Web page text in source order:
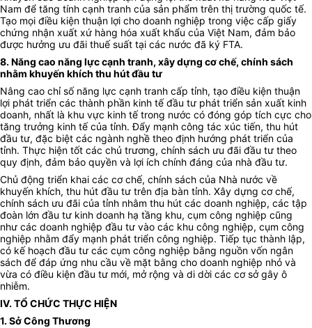
Nam để tăng tính cạnh tranh của sản phẩm trên thị trường quốc tế.
Tạo mọi điều kiện thuận lợi cho doanh nghiệp trong việc cấp giấy
chứng nhận xuất xứ hàng hóa xuất khẩu của Việt Nam, đảm bảo
được hưởng ưu đãi thuế suất tại các nước đã ký FTA.
8. Năng cao năng lực cạnh tranh, xây dựng cơ chế, chính sách
nhằm khuyến khích thu hút đầu tư
Nâng cao chỉ số năng lực cạnh tranh cấp tỉnh, tạo điều kiện thuận
lợi phát triển các thành phần kinh tế đầu tư phát triển sản xuất kinh
doanh, nhất là khu vực kinh tế trong nước có đóng góp tích cực cho
tăng trưởng kinh tế của tỉnh. Đẩy mạnh công tác xúc tiến, thu hút
đầu tư, đặc biệt các ngành nghề theo định hướng phát triển của
tỉnh. Thực hiện tốt các chủ trương, chính sách ưu đãi đầu tư theo
quy định, đảm bảo quyền và lợi ích chính đáng của nhà đầu tư.
Chủ động triển khai các cơ chế, chính sách của Nhà nước về
khuyến khích, thu hút đầu tư trên địa bàn tỉnh. Xây dựng cơ chế,
chính sách ưu đãi của tỉnh nhằm thu hút các doanh nghiệp, các tập
đoàn lớn đầu tư kinh doanh hạ tầng khu, cụm công nghiệp cũng
như các doanh nghiệp đầu tư vào các khu công nghiệp, cụm công
nghiệp nhằm đẩy mạnh phát triển công nghiệp. Tiếp tục thành lập,
có kế hoạch đầu tư các cụm công nghiệp bằng nguồn vốn ngân
sách để đáp ứng nhu cầu về mặt bằng cho doanh nghiệp nhỏ và
vừa có điều kiện đầu tư mới, mở rộng và di dời các cơ sở gây ô
nhiễm.
IV. TỔ CHỨC THỰC HIỆN
1. Sở Công Thương